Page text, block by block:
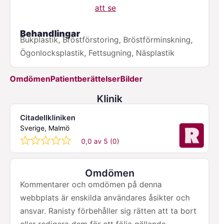
att se
Behandlingar
Bukplastik, Bröstförstoring, Bröstförminskning,
Ögonlocksplastik, Fettsugning, Näsplastik
OmdömenPatientberättelserBilder
Klinik
Citadellkliniken
Sverige, Malmö
0,0 av 5 (0)
Omdömen
Kommentarer och omdömen på denna
webbplats är enskilda användares åsikter och
ansvar. Ranisty förbehåller sig rätten att ta bort